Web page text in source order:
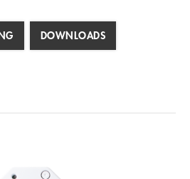
DOWNLOADS